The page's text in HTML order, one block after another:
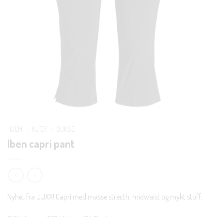
Iben capri pant
Nyhet fra JJXX! Capri med masse strecth, midwaist og mykt stoff.